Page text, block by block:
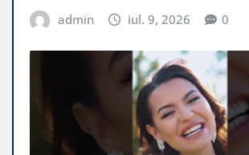
admin iul. 9, 2026 0